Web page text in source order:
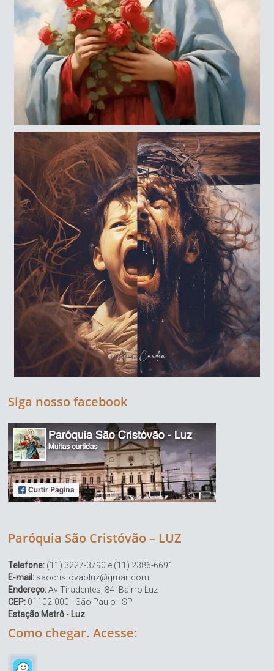
Siga nosso facebook
Paróquia São Cristóvão – LUZ
Telefone: (11) 3227-3790 e (11) 2386-6691
E-mail: saocristovaoluz@gmail.com
Endereço:Av Tiradentes, 84- Bairro Luz
CEP: 01102-000 - São Paulo - SP
Estação Metrô - Luz
Como chegar. Acesse: